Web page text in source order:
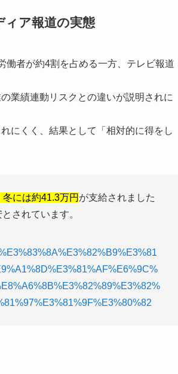
ィア報道の実態
働者が約4割を占める一方、テレビ報道
業績連動リスクとの違いが説明されに
にくく、結果として「相対的に得をし
には約41.3万円 が支給されました
されています。